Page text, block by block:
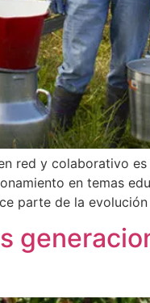
red y colaborativo
en temas
parte de la